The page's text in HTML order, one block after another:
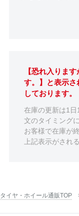
【恐れ入りま
す。】と表示さ
しております。
在庫の更新は1
文のタイミング
お客様で在庫が
上記表示がされ
タイヤ・ホイール通販TOP